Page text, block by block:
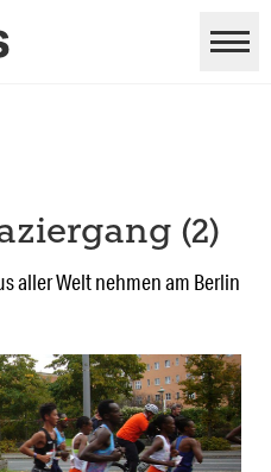
(2)
aller Welt nehmen am Berlin